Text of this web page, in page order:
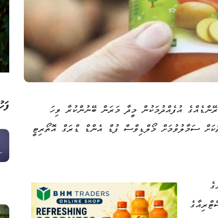
އުފެއްދުމަކުން މީދާ މަރަން ބޭނުންކުރާ ވިހަ
ސަމާލުވުމަށް މޯލްޑިވްސް ފުޑް އެންޑް ޑްރަގް އޮތޯރިޓީ